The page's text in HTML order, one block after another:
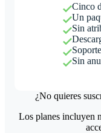
Cinco
Un
Sin
Sin
¿No quieres
Los planes incluyen